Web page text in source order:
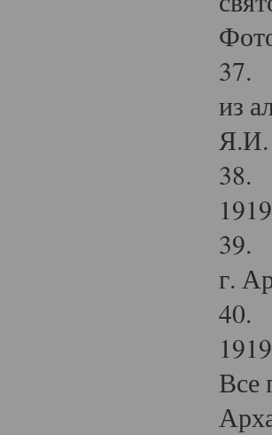
37.
из
Я.И.
38.
39.
г.
40.
Все